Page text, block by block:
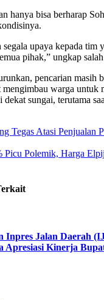
hanya bisa berharap
upaya kepada tim
pihak,” ungkap
pencarian masih
mengimbau warga untuk
dekat sungai, terutama
Tegas Atasi Penjualan
Picu Polemik, Harga
Inpres Jalan Daerah
Apresiasi Kinerja